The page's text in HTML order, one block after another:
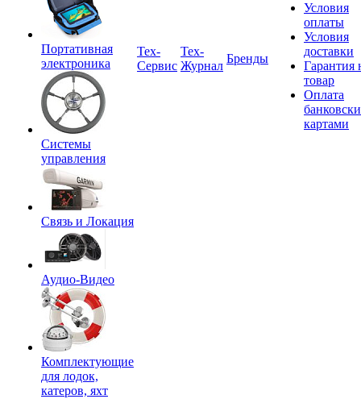
Портативная
электроника
Системы
управления
Связь и Локация
Аудио-Видео
Комплектующие
для лодок,
катеров, яхт
Tex-
Сервис
Тех-
Журнал
Бренды
Условия
оплаты
Условия
доставки
Гарантия
товар
Оплата
картами